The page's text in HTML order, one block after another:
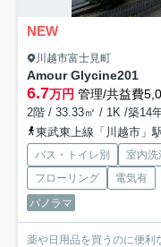
NEW
川越市富士見町
Amour Glycine201
6.7万円 管理/共益費
2階 / 33.33㎡ / 1K /築14
東武東上線「川越市」
バス・トイレ別 室内洗
フローリング
電気有
パノラマ
薬や日用品を買うのに便利